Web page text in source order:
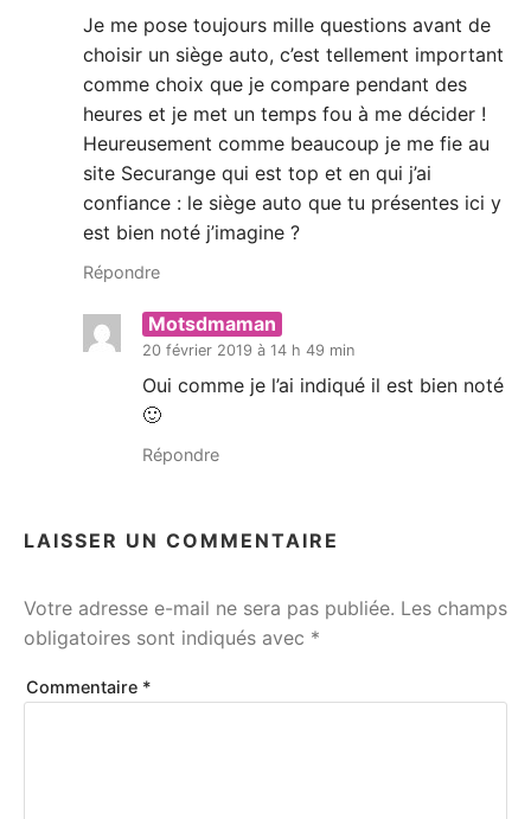
Je me pose toujours mille questions avant de
choisir un siège auto, c’est tellement important
comme choix que je compare pendant des
heures et je met un temps fou à me décider !
Heureusement comme beaucoup je me fie au
site Securange qui est top et en qui j’ai
confiance : le siège auto que tu présentes ici y
est bien noté j’imagine ?
Répondre
Motsdmaman
20 février 2019 à 14 h 49 min
Oui comme je l’ai indiqué il est bien noté
🙂
Répondre
LAISSER UN COMMENTAIRE
Votre adresse e-mail ne sera pas publiée. Les champs
obligatoires sont indiqués avec *
Commentaire *